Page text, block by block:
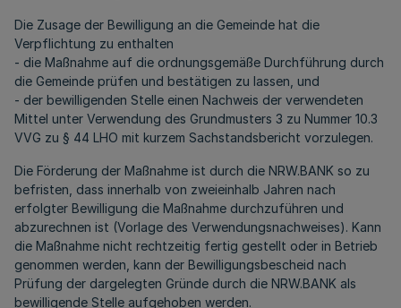
Die Zusage der Bewilligung an die Gemeinde hat die
Verpflichtung zu enthalten
- die Maßnahme auf die ordnungsgemäße Durchführung durch
die Gemeinde prüfen und bestätigen zu lassen, und
- der bewilligenden Stelle einen Nachweis der verwendeten
Mittel unter Verwendung des Grundmusters 3 zu Nummer 10.3
VVG zu § 44 LHO mit kurzem Sachstandsbericht vorzulegen.
Die Förderung der Maßnahme ist durch die NRW.BANK so zu
befristen, dass innerhalb von zweieinhalb Jahren nach
erfolgter Bewilligung die Maßnahme durchzuführen und
abzurechnen ist (Vorlage des Verwendungsnachweises). Kann
die Maßnahme nicht rechtzeitig fertig gestellt oder in Betrieb
genommen werden, kann der Bewilligungsbescheid nach
Prüfung der dargelegten Gründe durch die NRW.BANK als
bewilligende Stelle aufgehoben werden.